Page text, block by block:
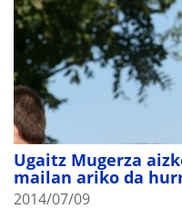
Ugaitz Mugerza
mailan ariko da
2014/07/09